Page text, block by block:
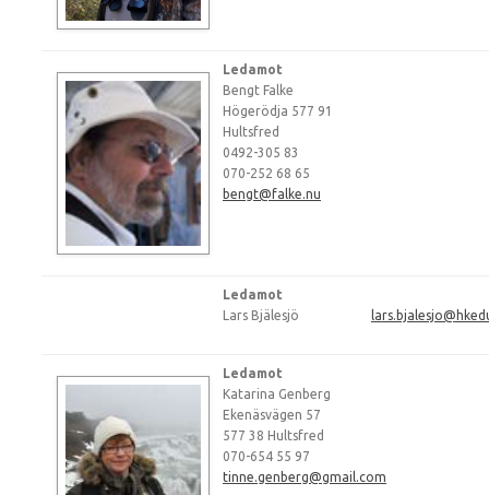
Ledamot
Bengt Falke
Högerödja 577 91
Hultsfred
0492-305 83
070-252 68 65
bengt@falke.nu
Ledamot
Lars Bjälesjö
Ledamot
Katarina Genberg
Ekenäsvägen 57
577 38 Hultsfred
070-654 55 97
tinne.genberg@gmail.com